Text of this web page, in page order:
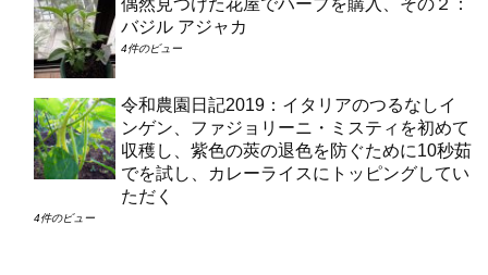
偶然見つけた花屋でハーブを購入、その２：
バジル アジャカ
4件のビュー
令和農園日記2019：イタリアのつるなしイ
ンゲン、ファジョリーニ・ミスティを初めて
収穫し、紫色の莢の退色を防ぐために10秒茹
でを試し、カレーライスにトッピングしてい
ただく
4件のビュー